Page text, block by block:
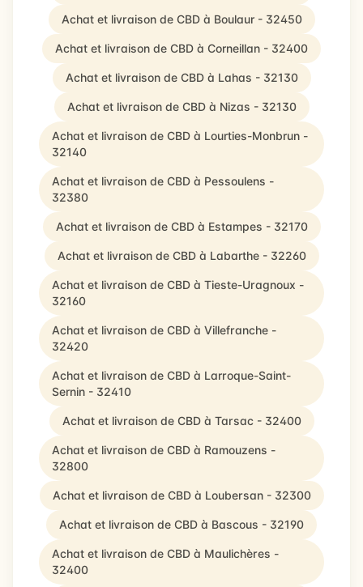
Achat et livraison de CBD à Boulaur - 32450
Achat et livraison de CBD à Corneillan - 32400
Achat et livraison de CBD à Lahas - 32130
Achat et livraison de CBD à Nizas - 32130
Achat et livraison de CBD à Lourties-Monbrun -
32140
Achat et livraison de CBD à Pessoulens -
32380
Achat et livraison de CBD à Estampes - 32170
Achat et livraison de CBD à Labarthe - 32260
Achat et livraison de CBD à Tieste-Uragnoux -
32160
Achat et livraison de CBD à Villefranche -
32420
Achat et livraison de CBD à Larroque-Saint-
Sernin - 32410
Achat et livraison de CBD à Tarsac - 32400
Achat et livraison de CBD à Ramouzens -
32800
Achat et livraison de CBD à Loubersan - 32300
Achat et livraison de CBD à Bascous - 32190
Achat et livraison de CBD à Maulichères -
32400